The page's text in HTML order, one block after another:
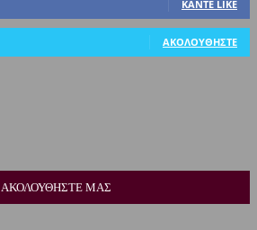
ΚΆΝΤΕ LIKE
ΑΚΟΛΟΥΘΉΣΤΕ
ΑΚΟΛΟΥΘΗΣΤΕ ΜΑΣ